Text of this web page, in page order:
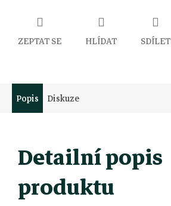
ZEPTAT SE HLÍDAT SDÍLET
Popis Diskuze
Detailní popis
produktu